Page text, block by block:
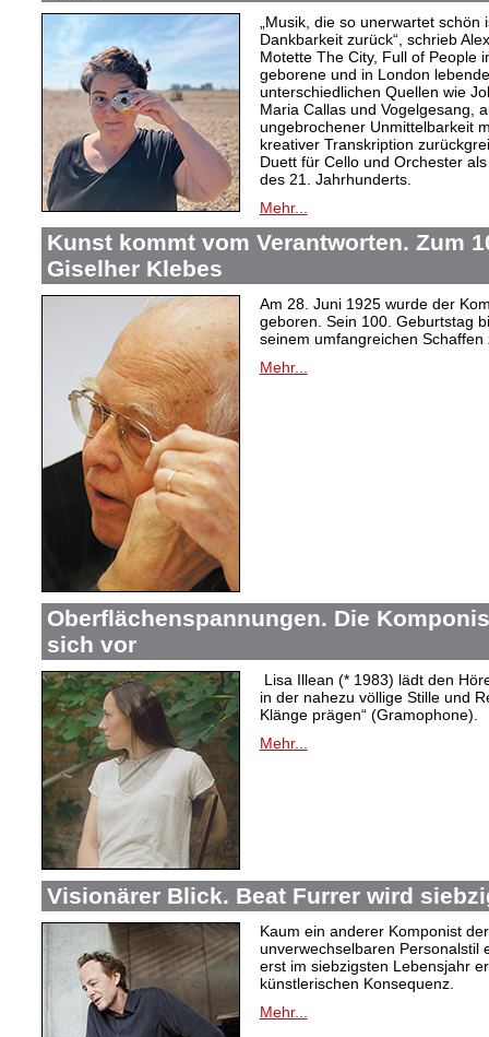
„Musik, die so unerwartet
Dankbarkeit zurück“, schrieb
Motette The City, Full of People
geborene und in London
unterschiedlichen Quellen wie
Maria Callas und Vogelgesang,
ungebrochener Unmittelbarkeit
kreativer Transkription
Duett für Cello und Orchester
des 21. Jahrhunderts.
Mehr...
Kunst kommt vom Verantworten. Zum
Giselher Klebes
Am 28. Juni 1925 wurde der
geboren. Sein 100. Geburtstag
seinem umfangreichen Schaffen
Mehr...
Oberflächenspannungen. Die
sich vor
Lisa Illean (* 1983) lädt den
in der nahezu völlige Stille und
Klänge prägen“ (Gramophone).
Mehr...
Visionärer Blick. Beat Furrer wird
Kaum ein anderer Komponist
unverwechselbaren Personalstil
erst im siebzigsten Lebensjahr
künstlerischen Konsequenz.
Mehr...